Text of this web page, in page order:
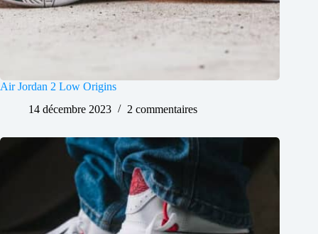
Air Jordan 2 Low Origins
14 décembre 2023
2 commentaires